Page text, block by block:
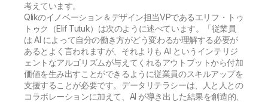
考えています。
Qlikのイノベーション＆デザイン担当VPであるエリフ・トゥ
トゥク（Elif Tutuk）は次のように述べています。「従業員
は AI によって自分の働き方がどう変わるか理解する必要が
あるとよく言われますが、それよりも AI というインテリジ
ェントなアルゴリズムが与えてくれるアウトプットから付加
価値を生み出すことができるように従業員のスキルアップを
支援することが必要です。データリテラシーは、人と人との
コラボレーションに加えて、AI が導き出した結果を創造的、